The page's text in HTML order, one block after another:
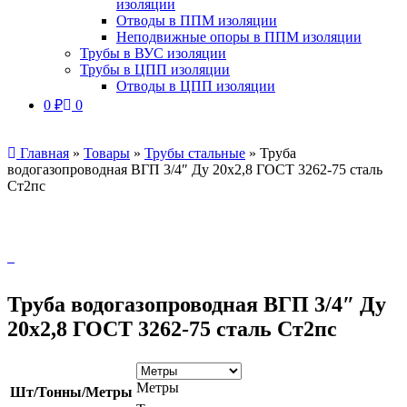
изоляции
Отводы в ППМ изоляции
Неподвижные опоры в ППМ изоляции
Трубы в ВУС изоляции
Трубы в ЦПП изоляции
Отводы в ЦПП изоляции
0 ₽ 0
Главная » Товары » Трубы стальные » Труба
водогазопроводная ВГП 3/4″ Ду 20х2,8 ГОСТ 3262-75 сталь
Ст2пс
Труба водогазопроводная ВГП 3/4″ Ду
20х2,8 ГОСТ 3262-75 сталь Ст2пс
Шт/Тонны/Метры Метры